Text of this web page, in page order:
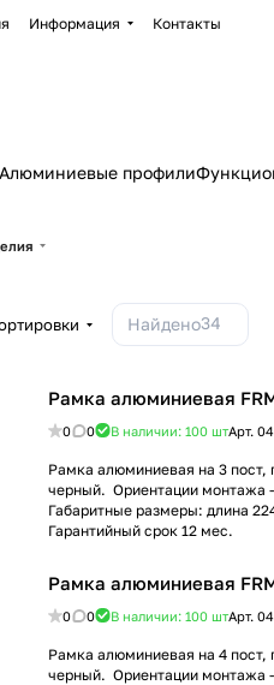
Информация Контакты
Алюминиевые профили
Найдено34
Рамка алюминиевая
0 0 В наличии: 100 штАрт.
Рамка алюминиевая на 3
черный. Ориентации монтажа -
Габаритные размеры: длина
Гарантийный срок 12 мес.
Рамка алюминиевая
0 0 В наличии: 100 штАрт.
Рамка алюминиевая на 4
черный. Ориентации монтажа -